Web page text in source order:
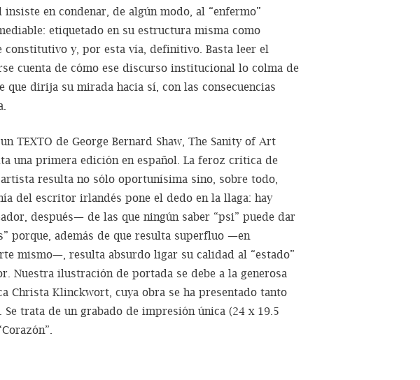
en condenar, de algún modo, al “enfermo”
etiquetado en su estructura misma como
y, por esta vía, definitivo. Basta leer el
cuenta de cómo ese discurso institucional lo colma de
que dirija su mirada hacia sí, con las consecuencias
TEXTO de George Bernard Shaw, The Sanity of Art
una primera edición en español. La feroz crítica de
resulta no sólo oportunísima sino, sobre todo,
del escritor irlandés pone el dedo en la llaga: hay
después— de las que ningún saber “psi” puede dar
porque, además de que resulta superfluo —en
mismo—, resulta absurdo ligar su calidad al “estado”
Nuestra ilustración de portada se debe a la generosa
Christa Klinckwort, cuya obra se ha presentado tanto
trata de un grabado de impresión única (24 x 19.5